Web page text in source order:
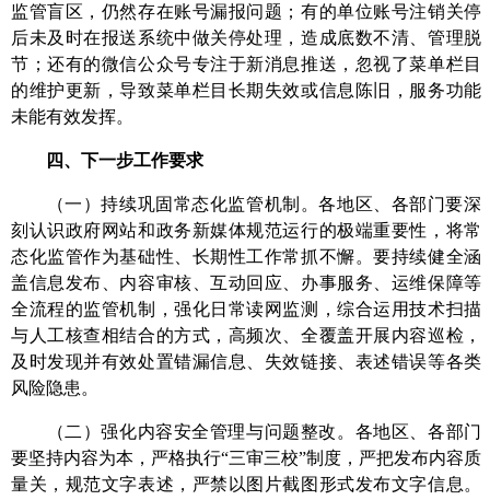
监管盲区，仍然存在账号漏报问题；有的单位账号注销关停
后未及时在报送系统中做关停处理，造成底数不清、管理脱
节；还有的微信公众号专注于新消息推送，忽视了菜单栏目
的维护更新，导致菜单栏目长期失效或信息陈旧，服务功能
未能有效发挥。
四、下一步工作要求
（一）持续巩固常态化监管机制。各地区、各部门要深
刻认识政府网站和政务新媒体规范运行的极端重要性，将常
态化监管作为基础性、长期性工作常抓不懈。要持续健全涵
盖信息发布、内容审核、互动回应、 办事服务、 运维保障等
全流程的监管机制，强化日常读网监测，综合运用技术扫描
与人工核查相结合的方式，高频次、全覆盖开展内容巡检 ，
及时发现并有效处置错漏信息、失效链接、表述错误等各类
风险隐患。
（ 二 ）强化内容安全管理与问题整改 。 各地区 、各部门
要坚持内容为本，严格执行“三审三校”制度，严把发布内容质
量关，规范文字表述 ，严禁 以图片截图形式发布文字信息 。